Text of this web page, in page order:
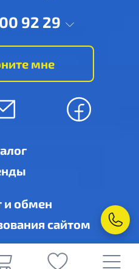
92 29
мне
и обмен
сайтом
ул. Дубенская, 6-А